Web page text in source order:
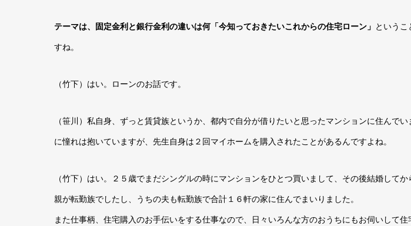
テーマは、固定金利と銀行金利の違いは何「今知っておきたいこれからの住宅ローン」 という
すね。
（竹下）はい。ローンのお話です。
（笹川）私自身、ずっと賃貸族というか、都内で自分が借りたいと思ったマンションに住んで
に憧れは抱いていますが、先生自身は２回マイホームを購入されたことがあるんですよね。
（竹下）はい。２５歳でまだシングルの時にマンションをひとつ買いまして、その後結婚して
親が転勤族でしたし、うちの夫も転勤族で合計１６軒の家に住んでまいりました。
また仕事柄、住宅購入のお手伝いをする仕事なので、日々いろんな方のおうちにもお伺いして